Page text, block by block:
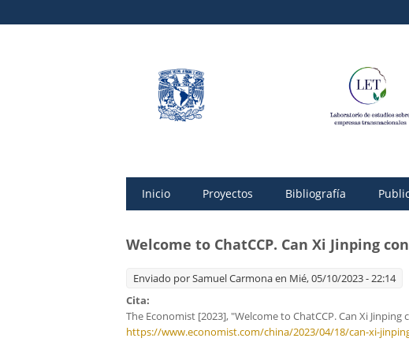
Inicio Proyectos Bibliografía
Welcome to ChatCCP. Can Xi Jinping
Enviado porSamuel Carmonaen Mié, 05/10/2023 - 22:14
Cita:
The Economist [2023], "Welcome to ChatCCP. Can Xi
https://www.economist.com/china/2023/04/18/can-xi-